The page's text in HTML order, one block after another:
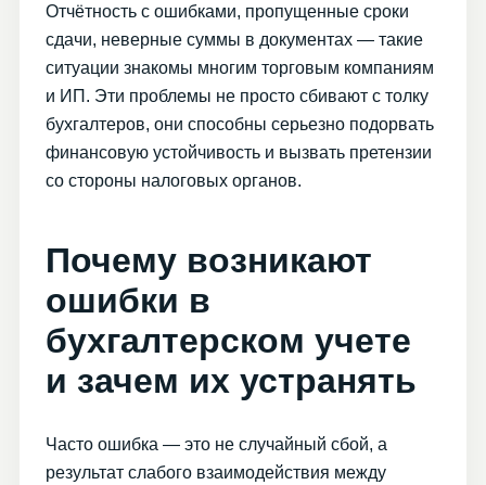
Отчётность с ошибками, пропущенные сроки
сдачи, неверные суммы в документах — такие
ситуации знакомы многим торговым компаниям
и ИП. Эти проблемы не просто сбивают с толку
бухгалтеров, они способны серьезно подорвать
финансовую устойчивость и вызвать претензии
со стороны налоговых органов.
Почему возникают
ошибки в
бухгалтерском учете
и зачем их устранять
Часто ошибка — это не случайный сбой, а
результат слабого взаимодействия между